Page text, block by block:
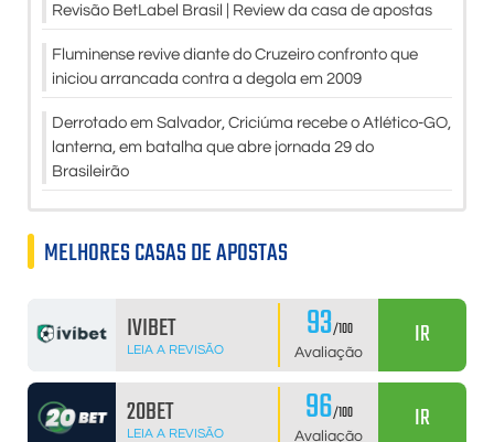
Revisão BetLabel Brasil | Review da casa de apostas
Fluminense revive diante do Cruzeiro confronto que
iniciou arrancada contra a degola em 2009
Derrotado em Salvador, Criciúma recebe o Atlético-GO,
lanterna, em batalha que abre jornada 29 do
Brasileirão
MELHORES CASAS DE APOSTAS
IVIBET
LEIA A REVISÃO 93/100
Avaliação
IR
20BET
LEIA A REVISÃO 96/100
Avaliação
IR